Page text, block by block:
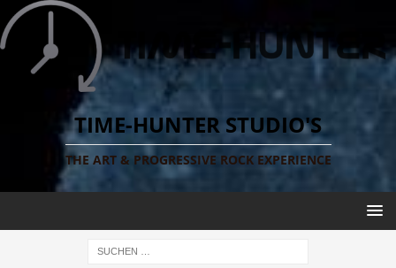
TIME-HUNTER STUDIO'S
THE ART & PROGRESSIVE ROCK EXPERIENCE